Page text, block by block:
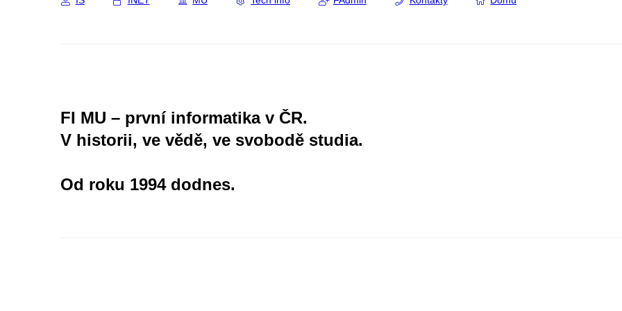
FI MU – první informatika v ČR.
V historii, ve vědě, ve svobodě studia.
Od roku 1994 dodnes.